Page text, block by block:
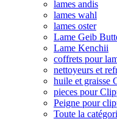
lames andis
lames wahl
lames oster
Lame Geib
Lame Kenchii
coffrets pour
nettoyeurs et
huile et graisse
pieces pour
Peigne pour
Toute la